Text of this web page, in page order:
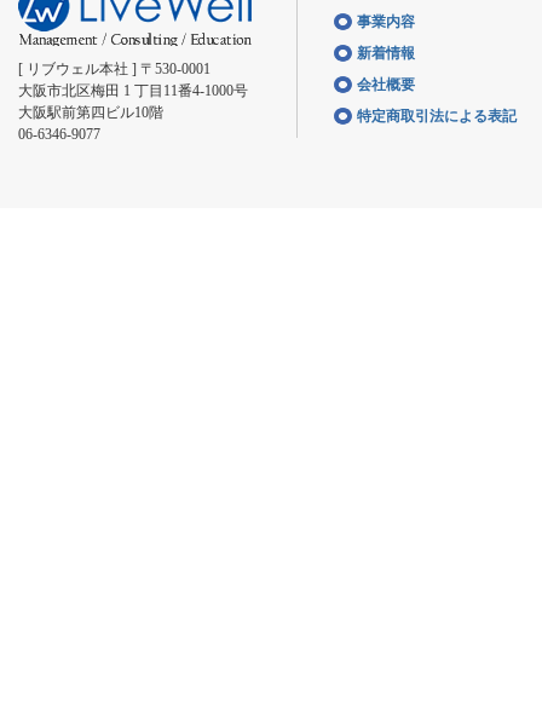
[ リブウェル本社 ] 〒530-0001
大阪市北区梅田 1 丁目11番4-1000号
大阪駅前第四ビル10階
06-6346-9077
事業内容
新着情報
会社概要
特定商取引法による表記